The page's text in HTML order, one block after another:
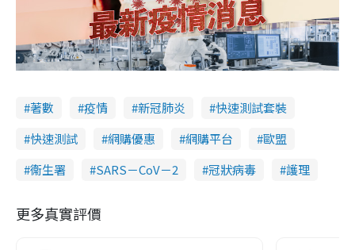
著數 疫情 新冠肺炎
快速測試套裝
快速測試
網購優惠 網購平台
歐盟
衞生署
SARS－CoV－2 冠狀病毒 護理
更多真實評價